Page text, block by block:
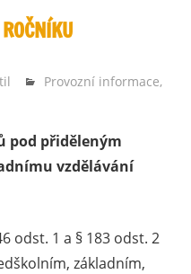
Provozní informace,
pod přiděleným
vzdělávání
odst. 1 a § 183 odst. 2
základním,